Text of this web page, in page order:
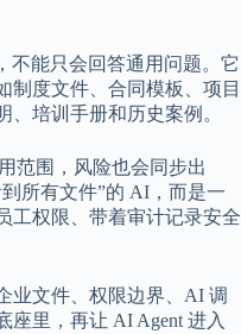
不能只会回答通用问题。它
制度文件、合同模板、项目
培训手册和历史案例。
范围，风险也会同步出
所有文件”的 AI，而是一
工权限、带着审计记录安全
业文件、权限边界、AI 调
座里，再让 AI Agent 进入